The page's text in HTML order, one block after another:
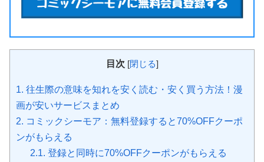
目次 [閉じる]
1. 往生際の意味を知れを安く読む・安く買う方法！漫
画が安いサービスまとめ
2. コミックシーモア：無料登録すると70%OFFクーポ
ンがもらえる
2.1. 登録と同時に70%OFFクーポンがもらえる